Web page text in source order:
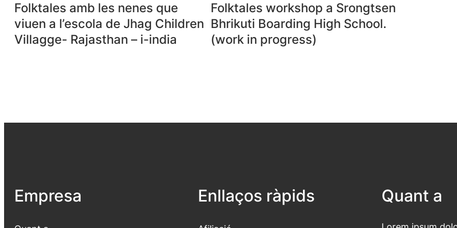
Folktales amb les nenes que
viuen a l’escola de Jhag Children
Villagge- Rajasthan – i-india
Folktales workshop a Srongtsen
Bhrikuti Boarding High School.
(work in progress)
Empresa Enllaços ràpids Quant a